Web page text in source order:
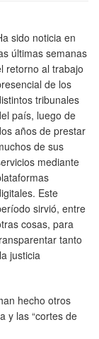
sido noticia en
últimas semanas
retorno al trabajo
de los
tribunales
país, luego de
años de prestar
de sus
mediante
Este
sirvió, entre
cosas, para
tanto
justicia
hecho otros
y las “cortes de